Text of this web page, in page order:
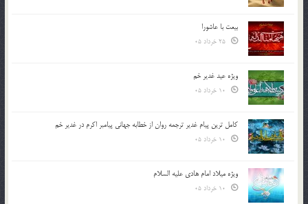
بیعت با عاشورا
ویژه عید غدیر خم
کامل ترین پیام غدیر ترجمه روان از خطابه جهانی پیامبر اکرم در غدیر خم
ویژه میلاد امام هادی علیه السلام